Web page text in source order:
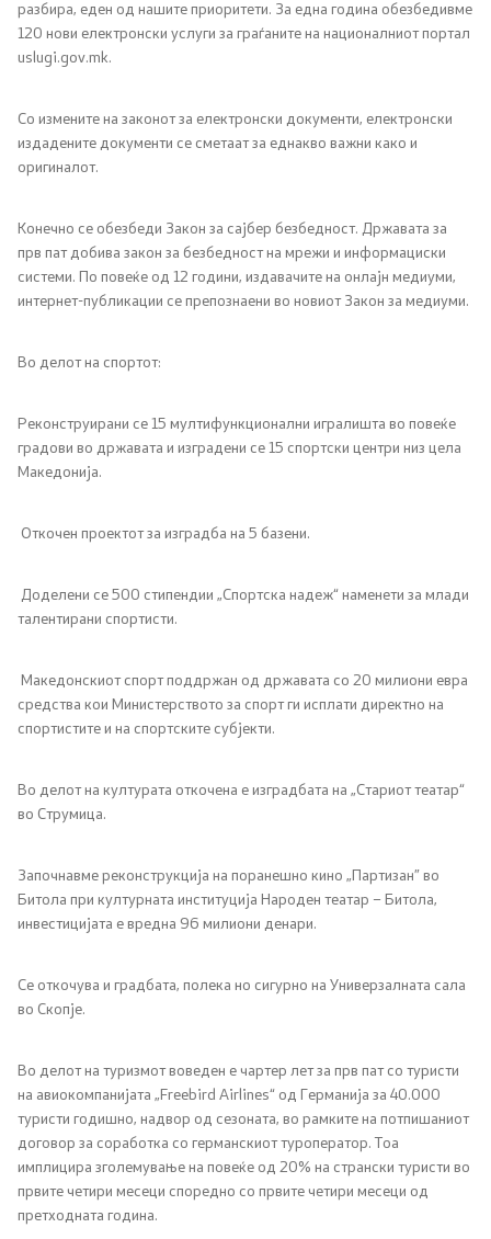
разбира, еден од нашите приоритети. За една година обезбедивме
120 нови електронски услуги за граѓаните на националниот портал
uslugi.gov.mk.
Со измените на законот за електронски документи, електронски
издадените документи се сметаат за еднакво важни како и
оригиналот.
Конечно се обезбеди Закон за сајбер безбедност. Државата за
прв пат добива закон за безбедност на мрежи и информациски
системи. По повеќе од 12 години, издавачите на онлајн медиуми,
интернет-публикации се препознаени во новиот Закон за медиуми.
Во делот на спортот:
Реконструирани се 15 мултифункционални игралишта во повеќе
градови во државата и изградени се 15 спортски центри низ цела
Македонија.
Откочен проектот за изградба на 5 базени.
Доделени се 500 стипендии „Спортска надеж“ наменети за млади
талентирани спортисти.
Македонскиот спорт поддржан од државата со 20 милиони евра
средства кои Министерството за спорт ги исплати директно на
спортистите и на спортските субјекти.
Во делот на културата откочена е изградбата на „Стариот театар“
во Струмица.
Започнавме реконструкција на поранешно кино „Партизан” во
Битола при културната институција Народен театар – Битола,
инвестицијата е вредна 96 милиони денари.
Се откочува и градбата, полека но сигурно на Универзалната сала
во Скопје.
Во делот на туризмот воведен е чартер лет за прв пат со туристи
на авиокомпанијата „Freebird Airlines“ од Германија за 40.000
туристи годишно, надвор од сезоната, во рамките на потпишаниот
договор за соработка со германскиот туроператор. Тоа
имплицира зголемување на повеќе од 20% на странски туристи во
првите четири месеци споредно со првите четири месеци од
претходната година.